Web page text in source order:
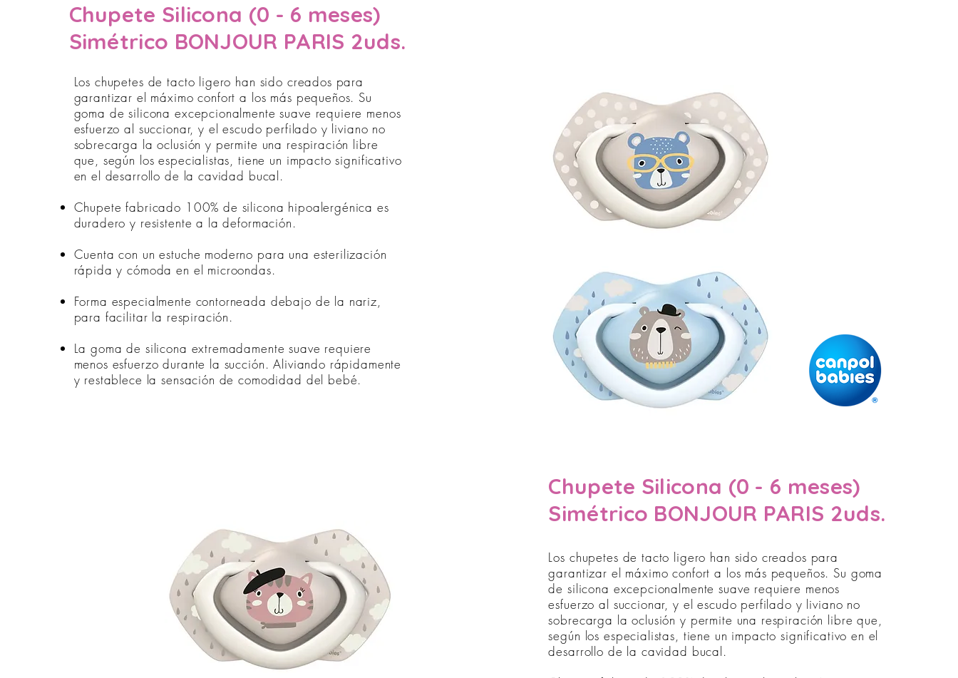
Chupete Silicona (0 - 6 meses)
Simétrico BONJOUR PARIS 2uds.
Los chupetes de tacto ligero han sido creados para
garantizar el máximo confort a los más pequeños. Su
goma de silicona excepcionalmente suave requiere menos
esfuerzo al succionar, y el escudo perfilado y liviano no
sobrecarga la oclusión y permite una respiración libre
que, según los especialistas, tiene un impacto significativo
en el desarrollo de la cavidad bucal.
Chupete fabricado 100% de silicona hipoalergénica es
duradero y resistente a la deformación.
Cuenta con un estuche moderno para una esterilización
rápida y cómoda en el microondas.
Forma especialmente contorneada debajo de la nariz,
para facilitar la respiración.
La goma de silicona extremadamente suave requiere
menos esfuerzo durante la succión. Aliviando rápidamente
y restablece la sensación de comodidad del bebé.
Chupete Silicona (0 - 6 meses)
Simétrico BONJOUR PARIS 2uds.
Los chupetes de tacto ligero han sido creados para
garantizar el máximo confort a los más pequeños. Su goma
de silicona excepcionalmente suave requiere menos
esfuerzo al succionar, y el escudo perfilado y liviano no
sobrecarga la oclusión y permite una respiración libre que,
según los especialistas, tiene un impacto significativo en el
desarrollo de la cavidad bucal.